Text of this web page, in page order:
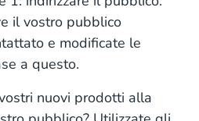
il vostro pubblico
e modificate le
a questo.
nuovi prodotti alla